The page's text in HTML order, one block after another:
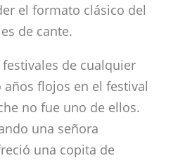
el formato clásico del
de cante.
de cualquier
flojos en el festival
no fue uno de ellos.
una señora
una copita de